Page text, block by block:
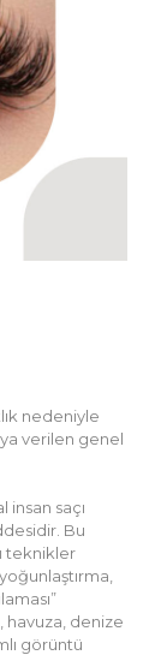
nedeniyle
verilen genel
saçı
Bu
teknikler
havuza, denize
görüntü